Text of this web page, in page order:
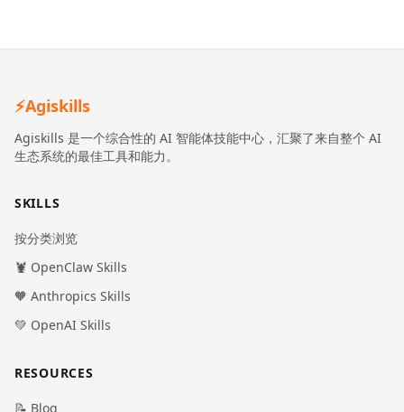
⚡Agiskills
Agiskills 是一个综合性的 AI 智能体技能中心，汇聚了来自整个 AI
生态系统的最佳工具和能力。
SKILLS
按分类浏览
🦞 OpenClaw Skills
🧡 Anthropics Skills
💚 OpenAI Skills
RESOURCES
📝 Blog